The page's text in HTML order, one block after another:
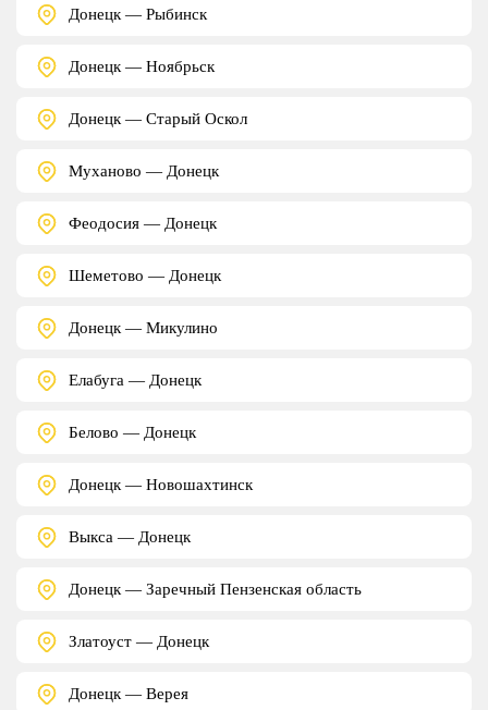
Донецк — Рыбинск
Донецк — Ноябрьск
Донецк — Старый Оскол
Муханово — Донецк
Феодосия — Донецк
Шеметово — Донецк
Донецк — Микулино
Елабуга — Донецк
Белово — Донецк
Донецк — Новошахтинск
Выкса — Донецк
Донецк — Заречный Пензенская область
Златоуст — Донецк
Донецк — Верея